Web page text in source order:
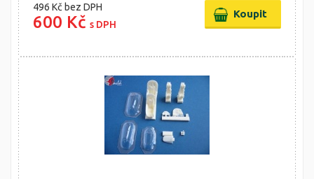
496 Kč bez DPH
600 Kč s DPH